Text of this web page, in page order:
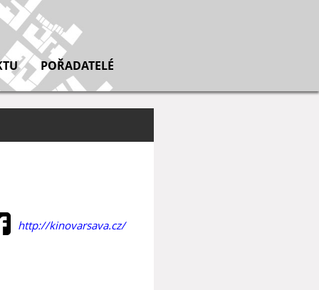
POŘADATELÉ
http://kinovarsava.cz/